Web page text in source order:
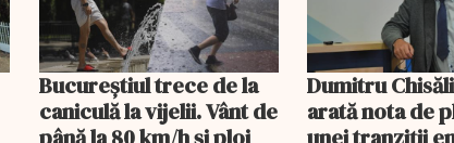
Bucureștiul trece de la
caniculă la vijelii. Vânt de
Dumitru
arată nota de